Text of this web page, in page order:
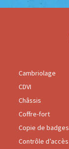
Cambriolage
CDVI
Châssis
Coffre-fort
Copie de badges
Contrôle d’accès